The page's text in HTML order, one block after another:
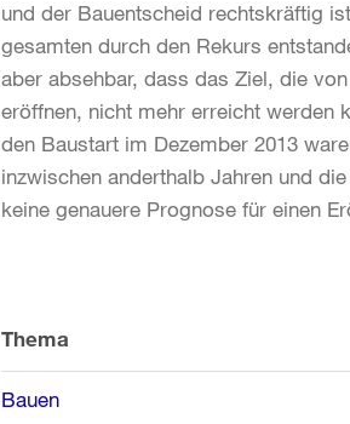
und der Bauentscheid rechtskräftig
gesamten durch den Rekurs
aber absehbar, dass das Ziel, die
eröffnen, nicht mehr erreicht werden
den Baustart im Dezember 2013
inzwischen anderthalb Jahren und
keine genauere Prognose für einen
Informationen
Thema
Bauen